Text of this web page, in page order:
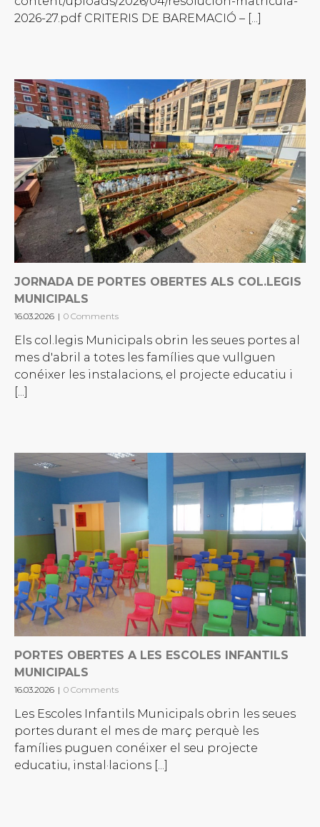
2026-27.pdf CRITERIS DE BAREMACIÓ – [...]
JORNADA DE PORTES OBERTES ALS COL.LEGIS
MUNICIPALS
16.03.2026 | 0 Comments
Els col.legis Municipals obrin les seues portes al
mes d'abril a totes les famílies que vullguen
conéixer les instalacions, el projecte educatiu i
[...]
PORTES OBERTES A LES ESCOLES INFANTILS
MUNICIPALS
16.03.2026 | 0 Comments
Les Escoles Infantils Municipals obrin les seues
portes durant el mes de març perquè les
famílies puguen conéixer el seu projecte
educatiu, instal·lacions [...]